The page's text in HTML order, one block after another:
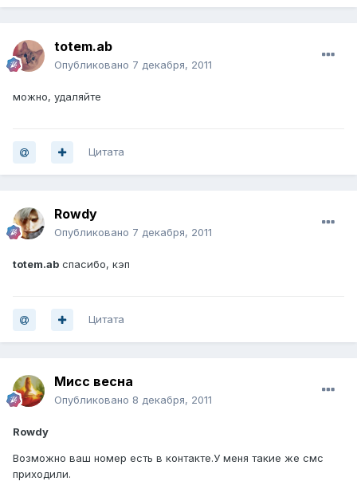
totem.ab
Опубликовано 7 декабря, 2011
можно, удаляйте
Цитата
Rowdy
Опубликовано 7 декабря, 2011
totem.ab спасибо, кэп
Цитата
Мисс весна
Опубликовано 8 декабря, 2011
Rowdy
Возможно ваш номер есть в контакте.У меня такие же смс
приходили.